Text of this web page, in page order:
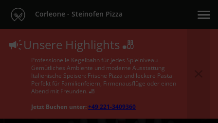
Corleone - Steinofen Pizza
Unsere Highlights 🎳
Professionelle Kegelbahn für jedes Spielniveau
Gemütliches Ambiente und moderne Ausstattung
Italienische Speisen: Frische Pizza und leckere Pasta
Perfekt für Familienfeiern, Firmenausflüge oder einen
Abend mit Freunden. 🎳
Jetzt Buchen unter:+49 221-3409360